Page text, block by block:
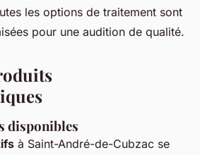
les options de traitement sont
pour une audition de qualité.
disponibles
à Saint-André-de-Cubzac se